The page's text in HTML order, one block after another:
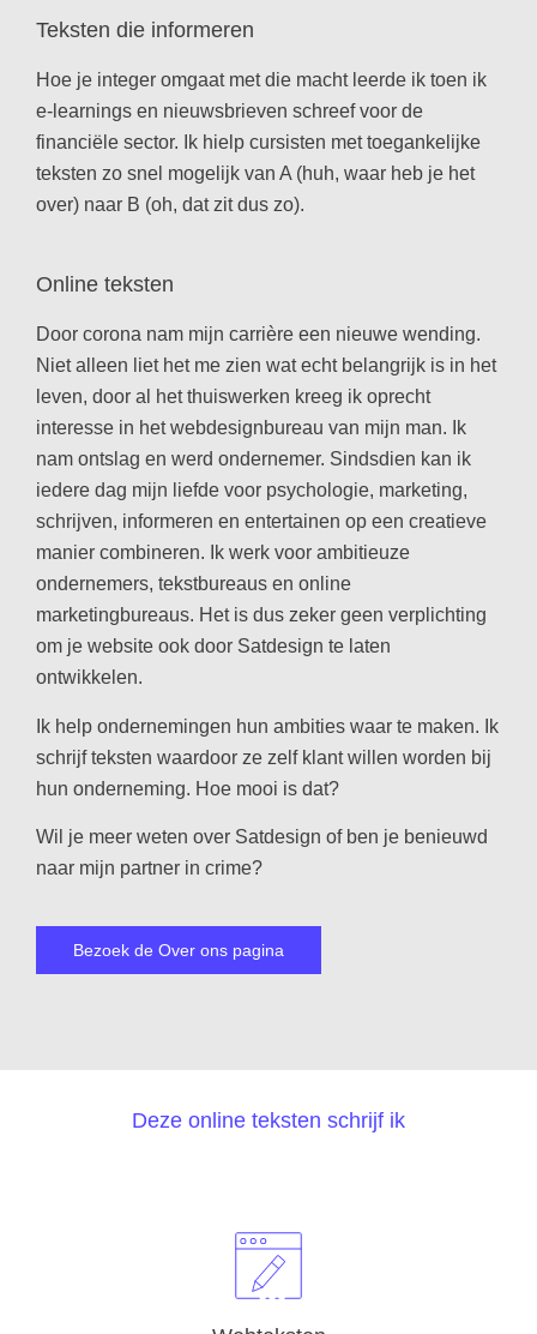
Teksten die informeren
Hoe je integer omgaat met die macht leerde ik toen ik
e-learnings en nieuwsbrieven schreef voor de
financiële sector. Ik hielp cursisten met toegankelijke
teksten zo snel mogelijk van A (huh, waar heb je het
over) naar B (oh, dat zit dus zo).
Online teksten
Door corona nam mijn carrière een nieuwe wending.
Niet alleen liet het me zien wat echt belangrijk is in het
leven, door al het thuiswerken kreeg ik oprecht
interesse in het webdesignbureau van mijn man. Ik
nam ontslag en werd ondernemer. Sindsdien kan ik
iedere dag mijn liefde voor psychologie, marketing,
schrijven, informeren en entertainen op een creatieve
manier combineren. Ik werk voor ambitieuze
ondernemers, tekstbureaus en online
marketingbureaus. Het is dus zeker geen verplichting
om je website ook door Satdesign te laten
ontwikkelen.
Ik help ondernemingen hun ambities waar te maken. Ik
schrijf teksten waardoor ze zelf klant willen worden bij
hun onderneming. Hoe mooi is dat?
Wil je meer weten over Satdesign of ben je benieuwd
naar mijn partner in crime?
Bezoek de Over ons pagina
Deze online teksten schrijf ik